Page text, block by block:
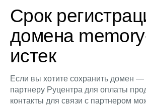
Срок
домена
истек
Если вы хотите сохранить домен —
партнеру Руцентра для оплаты
контакты для связи с партнером